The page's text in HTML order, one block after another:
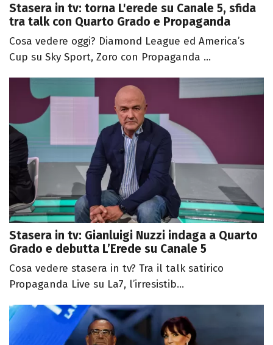
Stasera in tv: torna L'erede su Canale 5, sfida
tra talk con Quarto Grado e Propaganda
Cosa vedere oggi? Diamond League ed America’s
Cup su Sky Sport, Zoro con Propaganda ...
Stasera in tv: Gianluigi Nuzzi indaga a Quarto
Grado e debutta L’Erede su Canale 5
Cosa vedere stasera in tv? Tra il talk satirico
Propaganda Live su La7, l’irresistib...